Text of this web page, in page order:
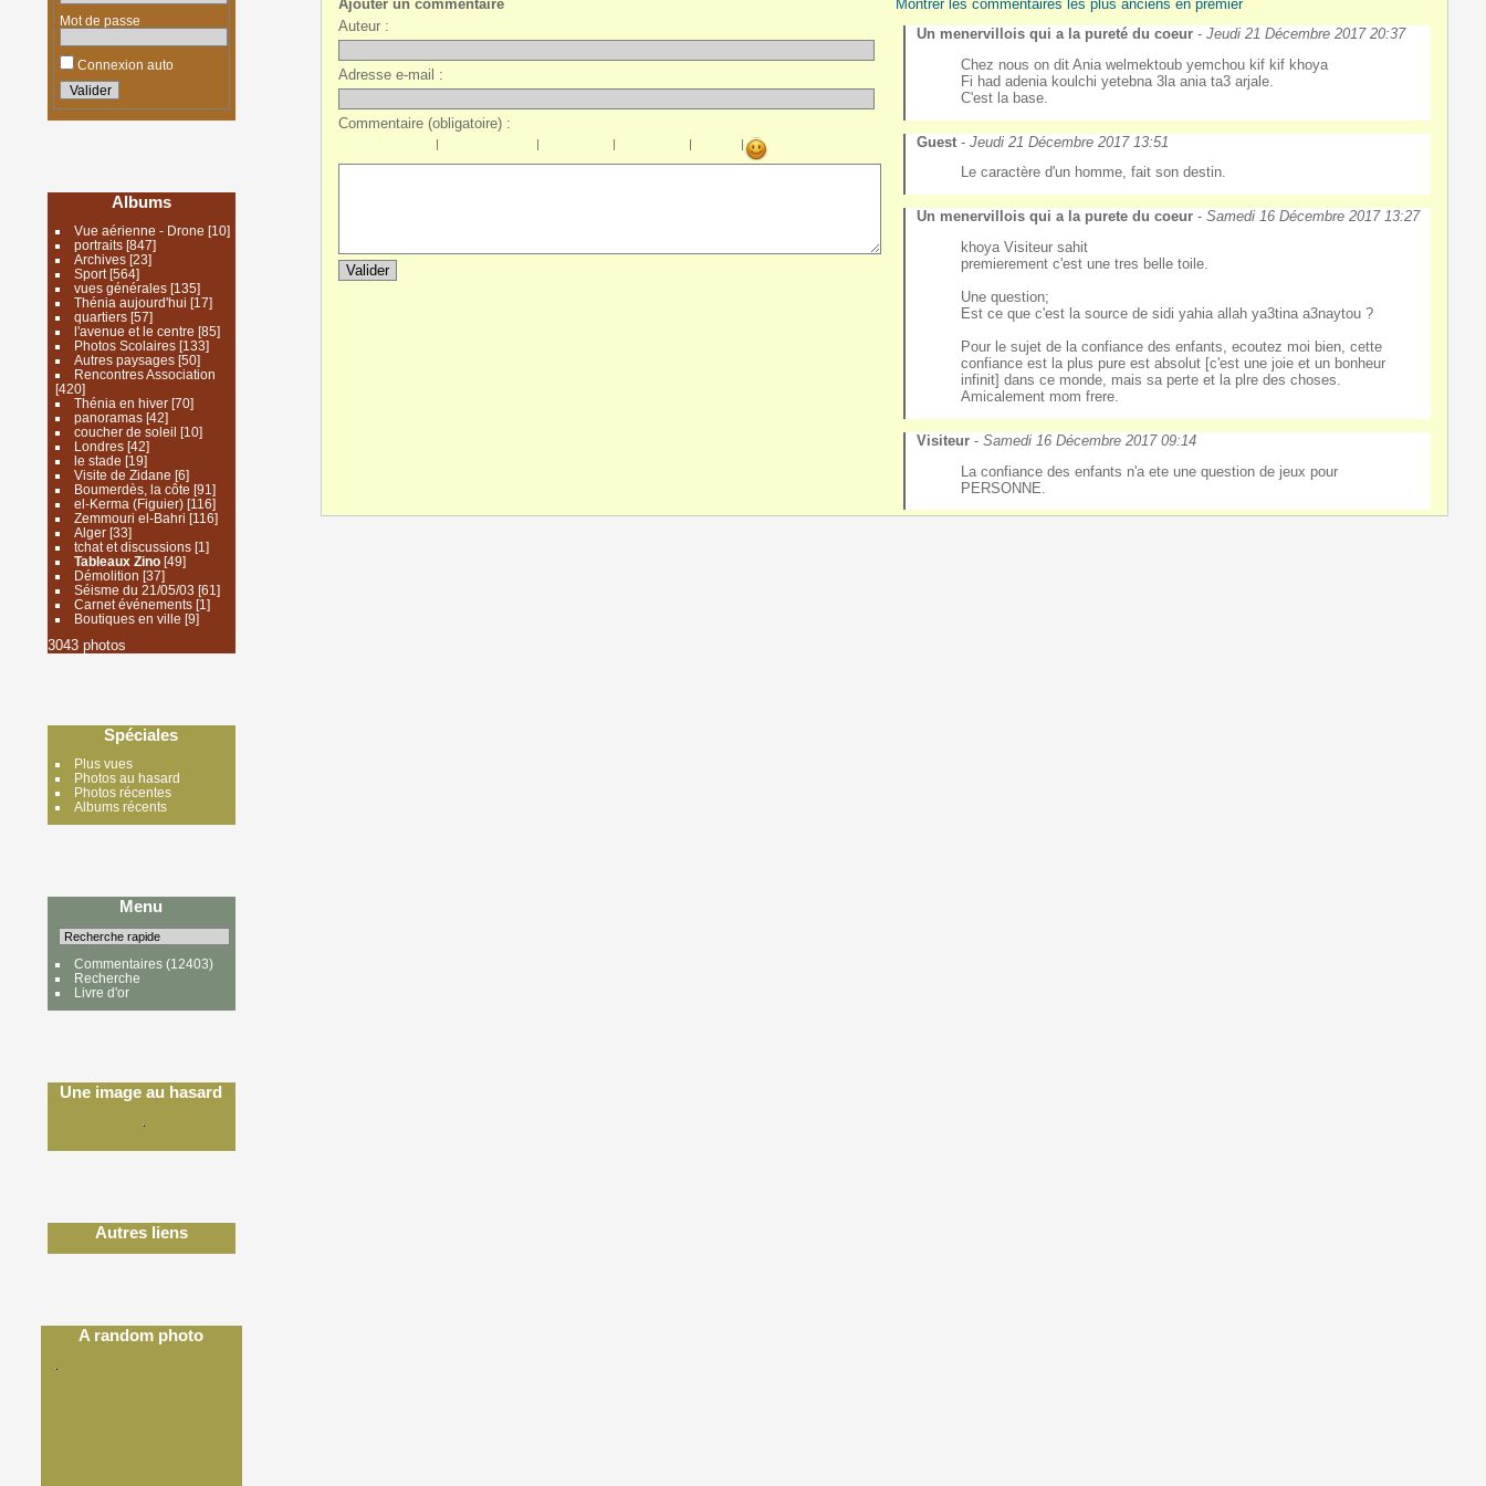
Mot de passe
Connexion auto
Albums
Vue aérienne - Drone [10]
portraits[847]
Archives [23]
Sport[564]
vues générales[135]
Thénia aujourd'hui [17]
quartiers[57]
l'avenue et le centre [85]
Photos Scolaires[133]
Autres paysages[50]
Rencontres Association
[420]
Thénia en hiver[70]
panoramas[42]
coucher de soleil [10]
Londres[42]
le stade [19]
Visite de Zidane [6]
Boumerdès, la côte [91]
el-Kerma (Figuier)[116]
Zemmouri el-Bahri [116]
Alger[33]
tchat et discussions[1]
Tableaux Zino[49]
Démolition [37]
Séisme du 21/05/03 [61]
Carnet événements[1]
Boutiques en ville [9]
3043 photos
Spéciales
Plus vues
Photos au hasard
Photos récentes
Albums récents
Menu
Commentaires(12403)
Recherche
Livre d'or
Une image au hasard
Autres liens
A random photo
Ajouter un commentaire
Auteur :
Adresse e-mail :
Commentaire (obligatoire) :
| | | | |
Montrer les commentaires les plus anciens en premier
Un menervillois qui a la pureté du coeur -Jeudi 21 Décembre 2017 20:37
Chez nous on dit Ania welmektoub yemchou kif kif khoya
Fi had adenia koulchi yetebna 3la ania ta3 arjale.
C'est la base.
Guest -Jeudi 21 Décembre 2017 13:51
Le caractère d'un homme, fait son destin.
Un menervillois qui a la purete du coeur -Samedi 16 Décembre 2017 13:27
khoya Visiteur sahit
premierement c'est une tres belle toile.
Une question;
Est ce que c'est la source de sidi yahia allah ya3tina a3naytou ?
Pour le sujet de la confiance des enfants, ecoutez moi bien, cette
confiance est la plus pure est absolut [c'est une joie et un bonheur
infinit] dans ce monde, mais sa perte et la plre des choses.
Amicalement mom frere.
Visiteur -Samedi 16 Décembre 2017 09:14
La confiance des enfants n'a ete une question de jeux pour
PERSONNE.